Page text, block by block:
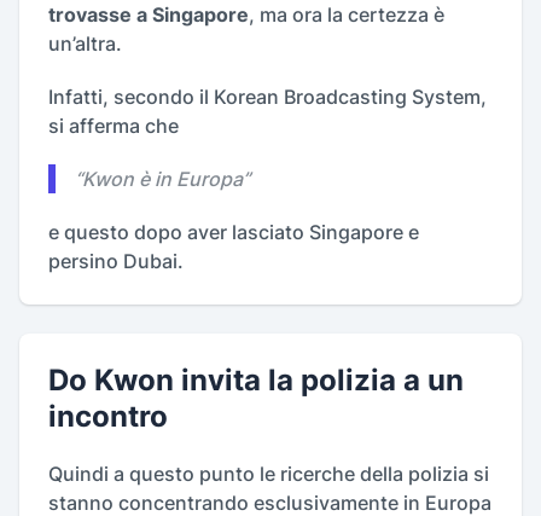
trovasse a Singapore, ma ora la certezza è
un’altra.
Infatti, secondo il Korean Broadcasting System,
si afferma che
“Kwon è in Europa”
e questo dopo aver lasciato Singapore e
persino Dubai.
Do Kwon invita la polizia a un
incontro
Quindi a questo punto le ricerche della polizia si
stanno concentrando esclusivamente in Europa